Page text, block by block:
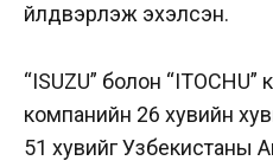
үйлдвэрлэж эхэлсэн.
“ISUZU” болон
компанийн 26 хувийн
51 хувийг Узбекистаны